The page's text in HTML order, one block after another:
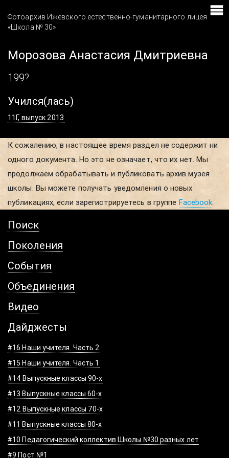
Фотоархив Ижевского естественно-гуманитарного лицея
«Школа № 30»
Морозова Анастасия Дмитриевна
199?
Учился(лась)
11Г, выпуск 2013
К сожалению, в настоящее время раздел не содержит ни
одного документа. Но это не означает, что их нет. Мы
продолжаем обрабатывать и публиковать архив музея
школы. Вы можете получать уведомления о новых
публикациях, если зарегистрируетесь в группе Facebook
Поиск
Поколения
События
Объединения
Видео
Дайджесты
#16 Наши учителя. Часть 2
#15 Наши учителя. Часть 1
#14 Выпускные классы 90-х
#13 Выпускные классы 60-х
#12 Выпускные классы 70-х
#11 Выпускные классы 80-х
#10 Педагогический коллектив Школы №30 разных лет
#9 Пост №1